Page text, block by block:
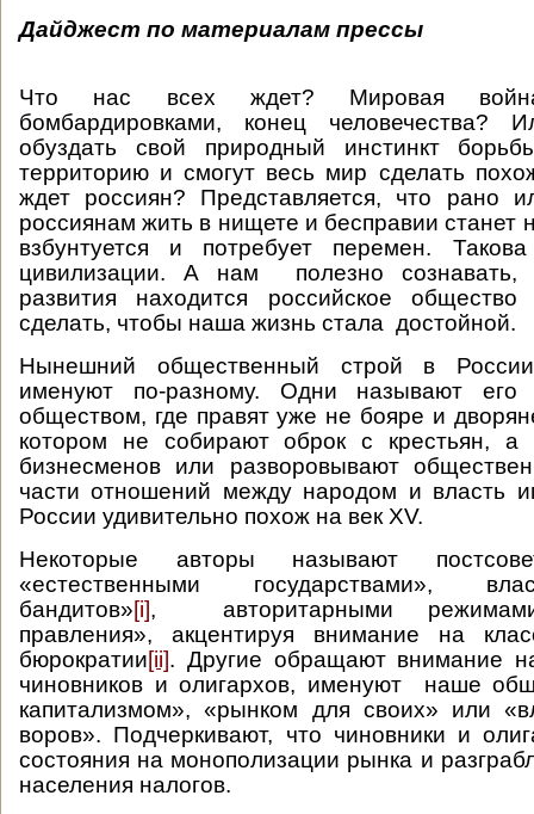
Дайджест по материалам прессы
Что нас всех ждет? Мировая
бомбардировками, конец человечества?
обуздать свой природный инстинкт
территорию и смогут весь мир сделать
ждет россиян? Представляется, что рано
россиянам жить в нищете и бесправии станет
взбунтуется и потребует перемен.
цивилизации. А нам полезно сознавать,
развития находится российское
сделать, чтобы наша жизнь стала достойной.
Нынешний общественный строй в
именуют по-разному. Одни называют его
обществом, где правят уже не бояре и
котором не собирают оброк с крестьян,
бизнесменов или разворовывают
части отношений между народом и власть
России удивительно похож на век XV.
Некоторые авторы называют
«естественными государствами»,
бандитов»[i], авторитарными режимами
правления», акцентируя внимание на
бюрократии[ii]. Другие обращают внимание
чиновников и олигархов, именуют наше
капитализмом», «рынком для своих» или
воров». Подчеркивают, что чиновники и
состояния на монополизации рынка и
населения налогов.